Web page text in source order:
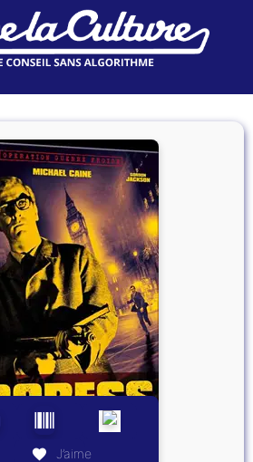
J’aime